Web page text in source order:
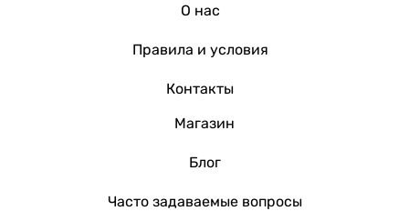
О нас
Правила и условия
Контакты
Магазин
Блог
Часто задаваемые вопросы